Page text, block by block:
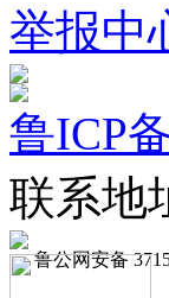
举报中
鲁ICP
联系地
鲁公网安备